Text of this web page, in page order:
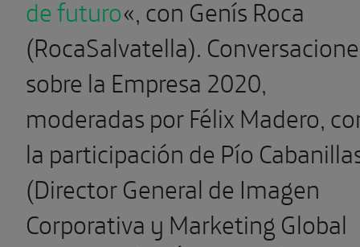
de futuro«, con Genís Roca
(RocaSalvatella).
sobre la Empresa 2020,
moderadas por Félix Madero,
la participación de Pío
(Director General de Imagen
Corporativa y Marketing Global